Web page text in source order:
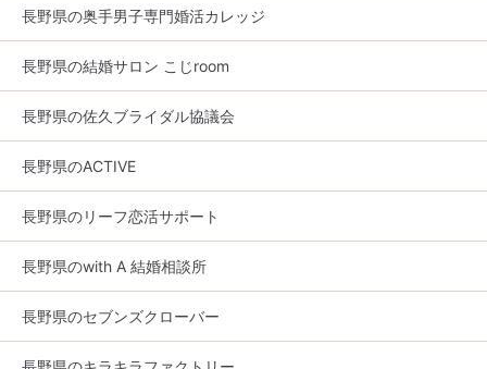
長野県の奥手男子専門婚活カレッジ
長野県の結婚サロン こじroom
長野県の佐久ブライダル協議会
長野県のACTIVE
長野県のリーフ恋活サポート
長野県のwith A 結婚相談所
長野県のセブンズクローバー